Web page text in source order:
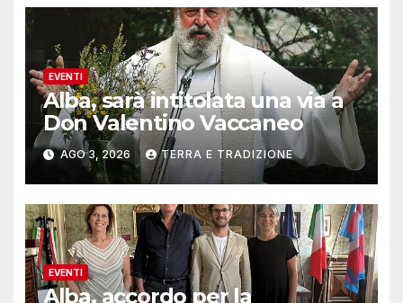
EVENTI
Alba, sarà intitolata una via a
Don Valentino Vaccaneo
AGO 3, 2026 TERRA E TRADIZIONE
EVENTI
Alba, accordo per la